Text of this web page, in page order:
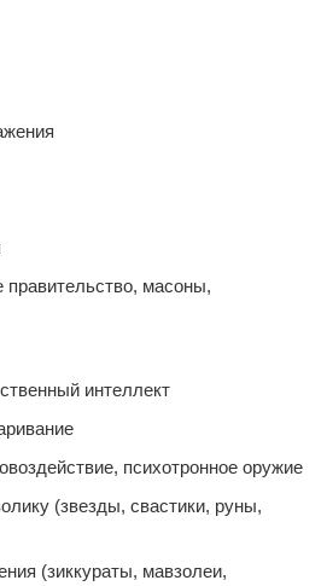
правительство, масоны,
интеллект
психотронное оружие
(звезды, свастики, руны,
(зиккураты, мавзолеи,